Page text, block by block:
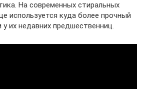
На современных стиральных
используется куда более прочный
у их недавних предшественниц.